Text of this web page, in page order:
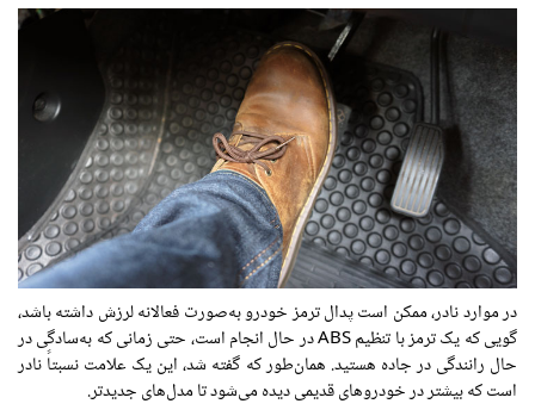
در موارد نادر، ممکن است پدال ترمز خودرو به‌صورت فعالانه لرزش داشته باشد،
گویی که یک ترمز با تنظیم ABS در حال انجام است، حتی زمانی که به‌سادگی در
حال رانندگی در جاده هستید. همان‌طور که گفته شد، این یک علامت نسبتاً نادر
است که بیشتر در خودروهای قدیمی دیده می‌شود تا مدل‌های جدیدتر.